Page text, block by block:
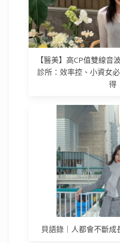
【醫美】高CP值雙線音
診所：效率控、小資女
得
貝語錄｜人都會不斷成